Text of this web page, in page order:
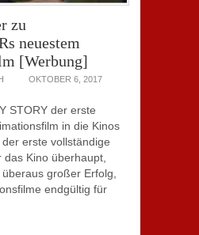
zu
neuestem
[Werbung]
OKTOBER 6, 2017
STORY der erste
in die Kinos
erste vollständige
Kino überhaupt,
großer Erfolg,
endgültig für